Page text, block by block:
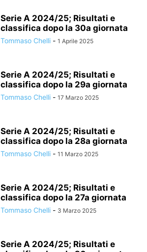
Serie A 2024/25; Risultati e
classifica dopo la 30a giornata
Tommaso Chelli - 1 Aprile 2025
Serie A 2024/25; Risultati e
classifica dopo la 29a giornata
Tommaso Chelli - 17 Marzo 2025
Serie A 2024/25; Risultati e
classifica dopo la 28a giornata
Tommaso Chelli - 11 Marzo 2025
Serie A 2024/25; Risultati e
classifica dopo la 27a giornata
Tommaso Chelli - 3 Marzo 2025
Serie A 2024/25; Risultati e